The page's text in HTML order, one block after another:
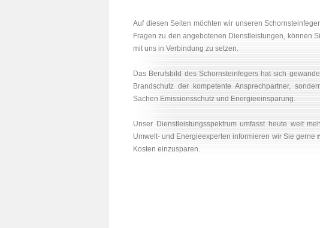
Auf diesen Seiten möchten wir unseren
Fragen zu den angebotenen Dienstleistungen, können
mit uns in Verbindung zu setzen.
Das Berufsbild des Schornsteinfegers hat sich
Brandschutz der kompetente Ansprechpartner,
Sachen Emissionsschutz und Energieeinsparung.
Unser Dienstleistungsspektrum umfasst heute weit
Umwelt- und Energieexperten informieren wir Sie gerne
Kosten einzusparen.